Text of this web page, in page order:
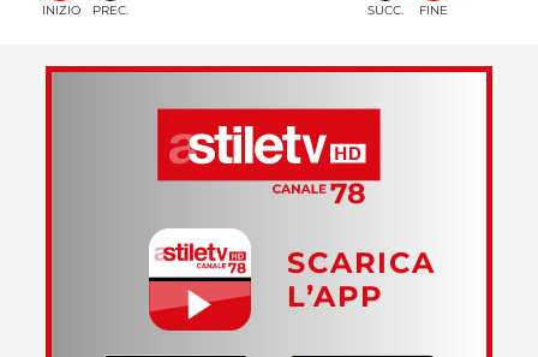
INIZIO PREC. SUCC. FINE
SCARICA
L’APP